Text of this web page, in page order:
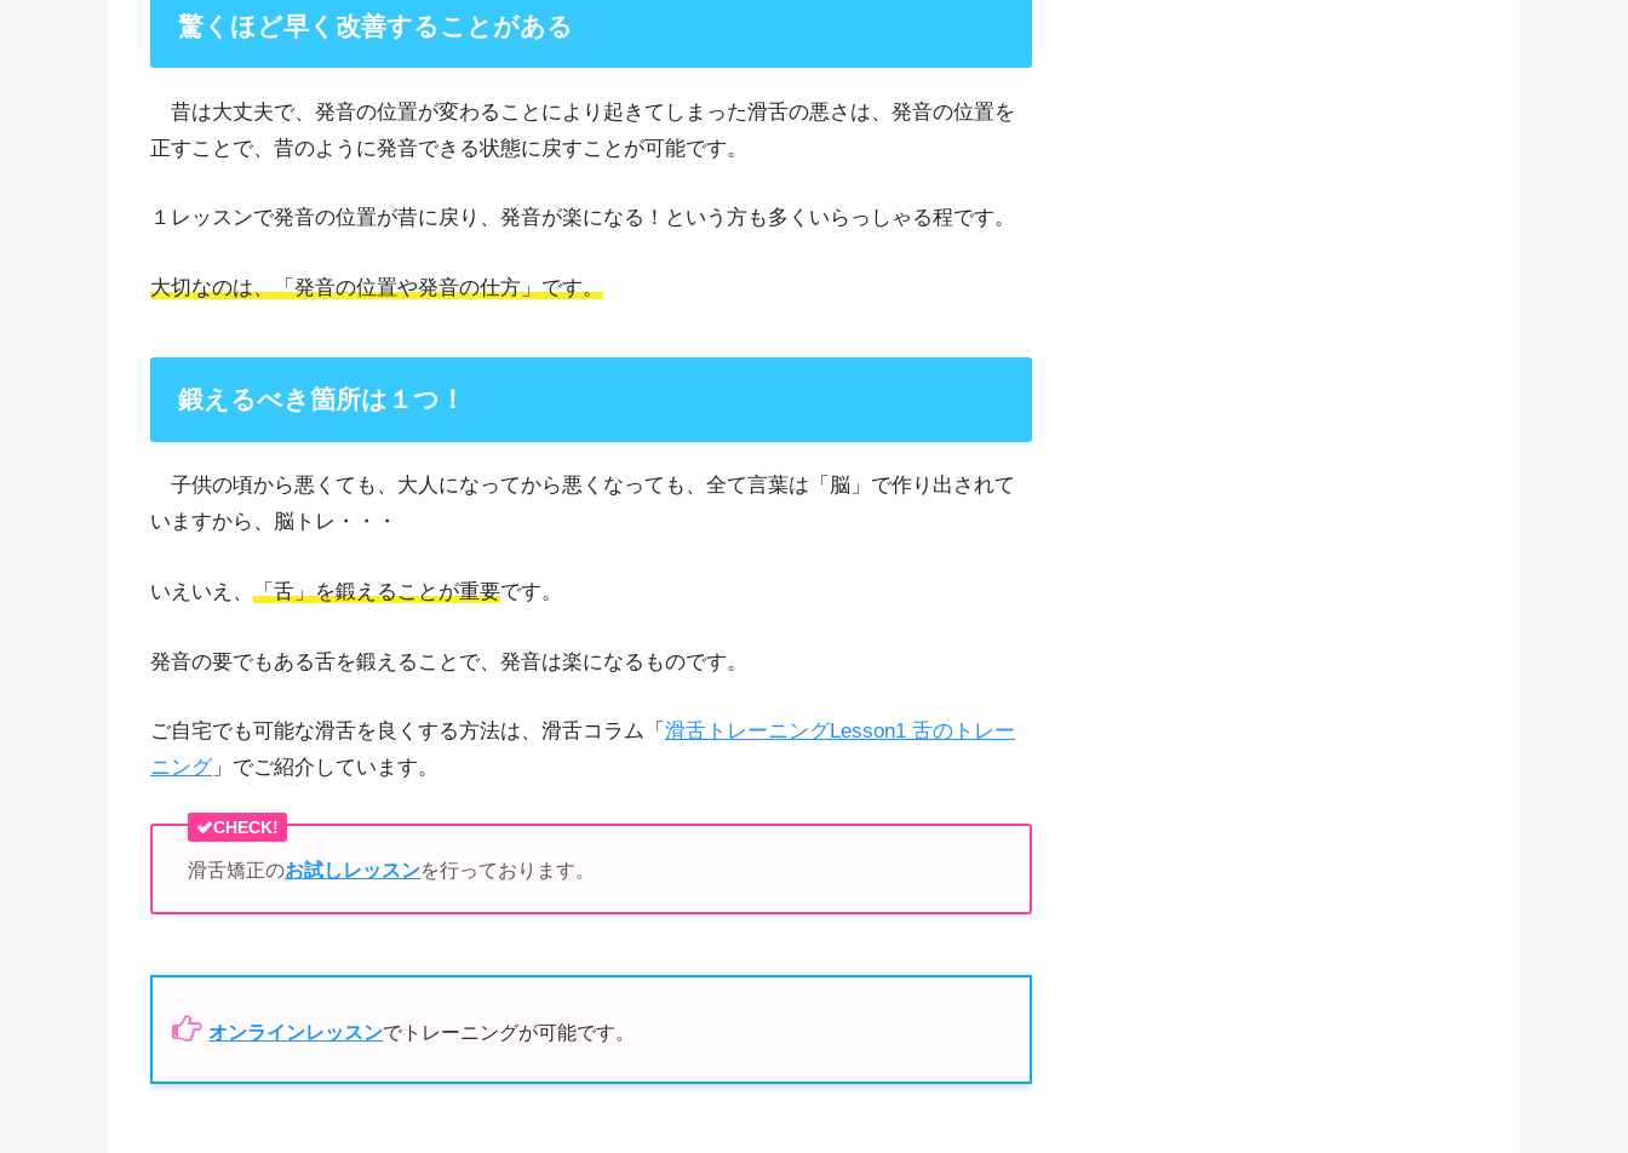
驚くほど早く改善することがある
昔は大丈夫で、発音の位置が変わることにより起きてしまった滑舌の悪さは、発音の位置を
正すことで、昔のように発音できる状態に戻すことが可能です。
１レッスンで発音の位置が昔に戻り、発音が楽になる！という方も多くいらっしゃる程です。
大切なのは、「発音の位置や発音の仕方」です。
鍛えるべき箇所は１つ！
子供の頃から悪くても、大人になってから悪くなっても、全て言葉は「脳」で作り出されて
いますから、脳トレ・・・
いえいえ、 「舌」を鍛えることが重要です。
発音の要でもある舌を鍛えることで、発音は楽になるものです。
ご自宅でも可能な滑舌を良くする方法は、滑舌コラム「 滑舌トレーニングLesson1 舌のトレー
ニング」でご紹介しています。
CHECK!
滑舌矯正のお試しレッスンを行っております。
オンラインレッスンでトレーニングが可能です。